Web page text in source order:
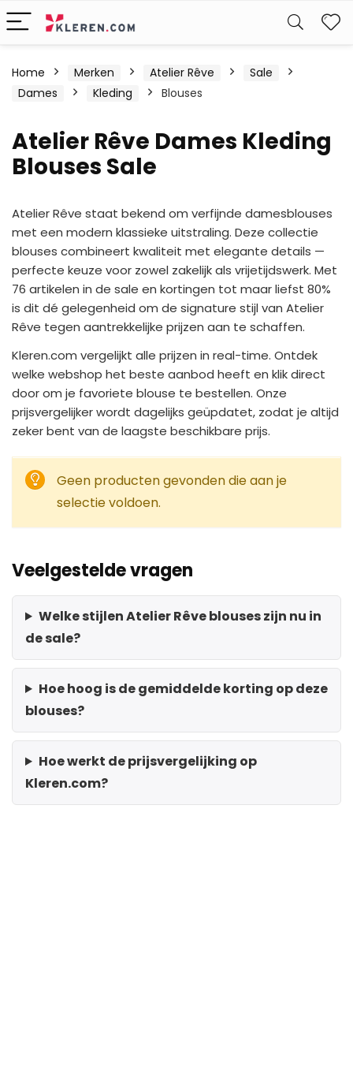
Home Merken Atelier Rêve
Sale
Dames
Kleding Blouses
Atelier Rêve Dames Kleding
Blouses Sale
Atelier Rêve staat bekend om verfijnde damesblouses
met een modern klassieke uitstraling. Deze collectie
blouses combineert kwaliteit met elegante details —
perfecte keuze voor zowel zakelijk als vrijetijdswerk. Met
76 artikelen in de sale en kortingen tot maar liefst 80%
is dit dé gelegenheid om de signature stijl van Atelier
Rêve tegen aantrekkelijke prijzen aan te schaffen.
Kleren.com vergelijkt alle prijzen in real-time. Ontdek
welke webshop het beste aanbod heeft en klik direct
door om je favoriete blouse te bestellen. Onze
prijsvergelijker wordt dagelijks geüpdatet, zodat je altijd
zeker bent van de laagste beschikbare prijs.
Geen producten gevonden die aan je
selectie voldoen.
Veelgestelde vragen
Welke stijlen Atelier Rêve blouses zijn nu in
de sale?
Hoe hoog is de gemiddelde korting op deze
blouses?
Hoe werkt de prijsvergelijking op
Kleren.com?